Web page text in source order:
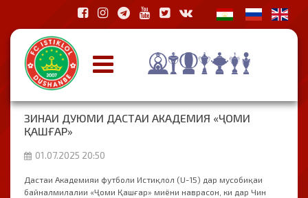
ЗИНАИ ДУЮМИ ДАСТАИ АКАДЕМИЯ «ҶОМИ
ҚАШҒАР»
01.07.2025 20:50
Дастаи Академияи футболи Истиқлол (U-15) дар мусобиқаи
байналмилалии «Ҷоми Қашғар» миёни наврасон, ки дар Чин